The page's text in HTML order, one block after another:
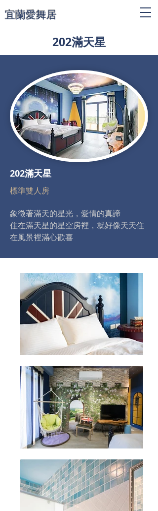
宜蘭愛舞居
202滿天星
202滿天星
標準雙人房
象徵著滿天的星光，愛情的真諦
住在滿天星的星空房裡，就好像天天住
在風景裡滿心歡喜